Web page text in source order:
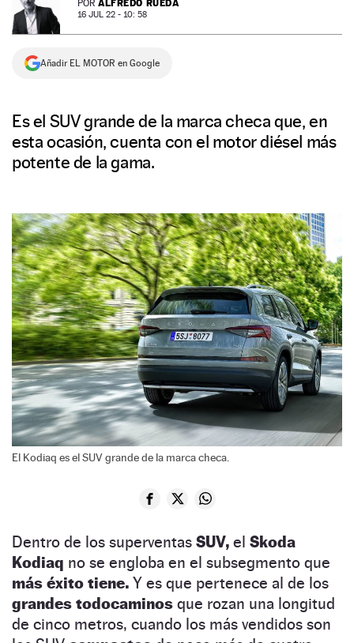
NEWSLETTER
SÍGUENOS
POR ALFREDO RUEDA
16 JUL 22 - 10: 58
Añadir EL MOTOR en Google
Es el SUV grande de la marca checa que, en
esta ocasión, cuenta con el motor diésel más
potente de la gama.
El Kodiaq es el SUV grande de la marca checa.
Dentro de los superventas SUV, el Skoda
Kodiaq no se engloba en el subsegmento que
más éxito tiene. Y es que pertenece al de los
grandes todocaminos que rozan una longitud
de cinco metros, cuando los más vendidos son